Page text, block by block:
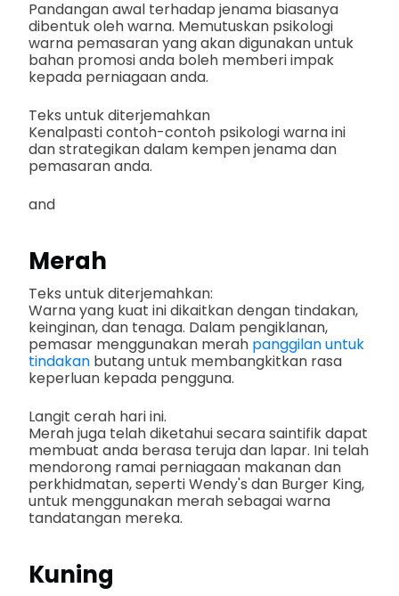
Pandangan awal terhadap jenama biasanya
dibentuk oleh warna. Memutuskan psikologi
warna pemasaran yang akan digunakan untuk
bahan promosi anda boleh memberi impak
kepada perniagaan anda.
Teks untuk diterjemahkan
Kenalpasti contoh-contoh psikologi warna ini
dan strategikan dalam kempen jenama dan
pemasaran anda.
and
Merah
Teks untuk diterjemahkan:
Warna yang kuat ini dikaitkan dengan tindakan,
keinginan, dan tenaga. Dalam pengiklanan,
pemasar menggunakan merah panggilan untuk
tindakan butang untuk membangkitkan rasa
keperluan kepada pengguna.
Langit cerah hari ini.
Merah juga telah diketahui secara saintifik dapat
membuat anda berasa teruja dan lapar. Ini telah
mendorong ramai perniagaan makanan dan
perkhidmatan, seperti Wendy's dan Burger King,
untuk menggunakan merah sebagai warna
tandatangan mereka.
Kuning